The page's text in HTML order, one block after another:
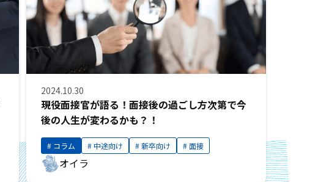
2024.10.30
現役面接官が語る！面接後の過ごし方次第で今
後の人生が変わるかも？！
コラム 中途向け 新卒向け 面接
オイラ